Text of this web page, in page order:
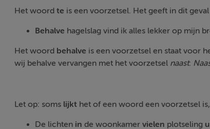
Het woord te is een voorzetsel. Het geeft in dit
Behalve hagelslag vind ik alles lekker op mijn
Het woord behalve is een voorzetsel en staat voor
wij behalve vervangen met het voorzetsel naast:
Let op: soms lijkt het of een woord een voorzetsel
De lichten in de woonkamer vielen plotseling